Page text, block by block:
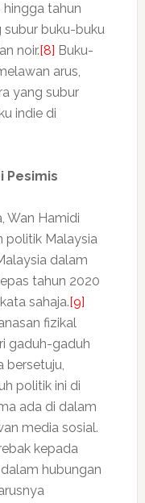
tahun
subur buku-buku
noir. [8] Buku-
arus,
yang subur
indie di
Pesimis
Wan Hamidi
politik Malaysia
dalam
tahun 2020
sahaja. [9]
fizikal
gaduh-gaduh
bersetuju,
politik ini di
ada di dalam
media sosial.
kepada
hubungan